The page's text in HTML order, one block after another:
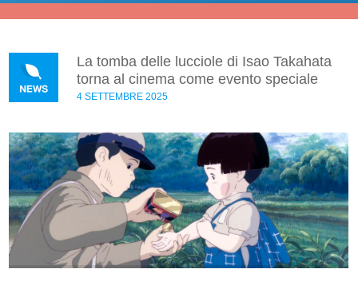
La tomba delle lucciole di Isao Takahata
torna al cinema come evento speciale
4 SETTEMBRE 2025